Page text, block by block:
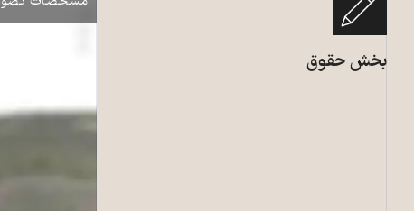
بخش حقوق